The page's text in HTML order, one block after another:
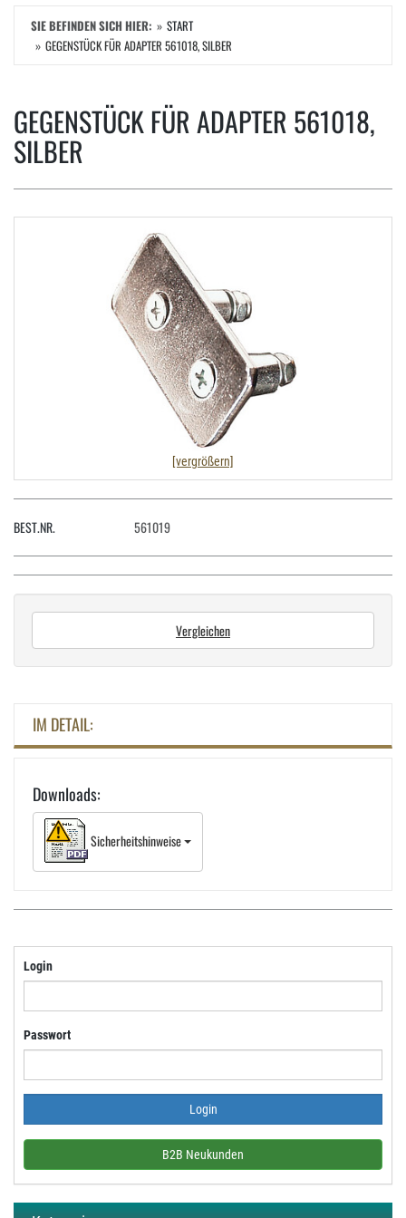
SIE BEFINDEN SICH HIER:
START
GEGENSTÜCK FÜR ADAPTER 561018, SILBER
GEGENSTÜCK FÜR ADAPTER 561018,
SILBER
[vergrößern]
BEST.NR. 561019
Vergleichen
IM DETAIL:
Downloads:
Sicherheitshinweise
Login
Passwort
B2B Neukunden